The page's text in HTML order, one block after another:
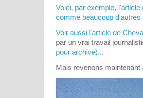
Voici, par exemple,
comme beaucoup d'autres
Voir aussi l'article de
par un vrai travail
pour archive)...
Mais revenons maintenant